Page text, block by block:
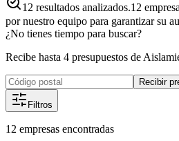
12 resultados analizados.12
por nuestro equipo para garantizar su
¿No tienes tiempo para buscar?
Recibe hasta 4 presupuestos de
Recibir
Filtros
12 empresas encontradas